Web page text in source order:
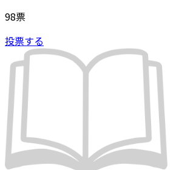
98票
投票する